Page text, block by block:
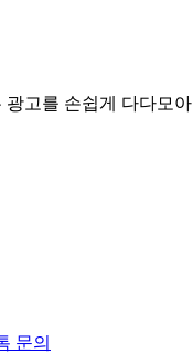
광고를 손쉽게 다다모아
문의